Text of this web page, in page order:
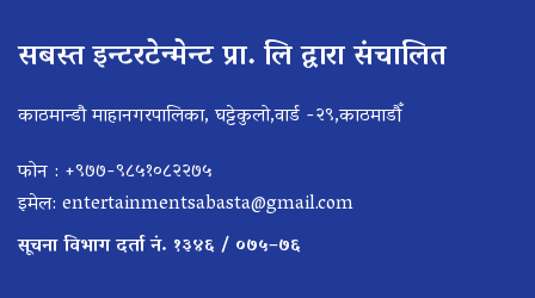
सबस्त इन्टरटेन्मेन्ट प्रा. लि द्वारा संचालित
काठमान्डौ माहानगरपालिका, घट्टेकुलो,वार्ड -२९,काठमाडौँ
फोन : +९७७-९८५१०८२२७५
इमेल: entertainmentsabasta@gmail.com
सूचना विभाग दर्ता नं. १३४६ / ०७५–७६